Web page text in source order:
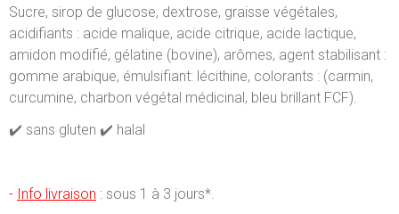
Sucre, sirop de glucose, dextrose, graisse végétales,
acidifiants : acide malique, acide citrique, acide lactique,
amidon modifié, gélatine (bovine), arômes, agent stabilisant :
gomme arabique, émulsifiant: lécithine, colorants : (carmin,
curcumine, charbon végétal médicinal, bleu brillant FCF).
✔️ sans gluten ✔️ halal
- Info livraison : sous 1 à 3 jours*.